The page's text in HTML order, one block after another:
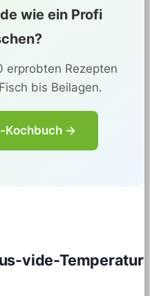
wie ein Profi
erprobten Rezepten
bis Beilagen.
Kochbuch →
vide-Temperatur